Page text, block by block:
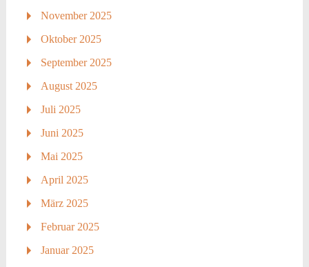
November 2025
Oktober 2025
September 2025
August 2025
Juli 2025
Juni 2025
Mai 2025
April 2025
März 2025
Februar 2025
Januar 2025